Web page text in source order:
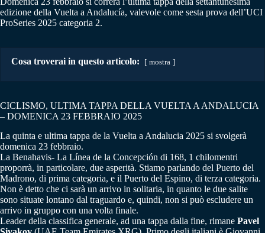
edizione della Vuelta a Andalucía, valevole come sesta prova dell’UCI
ProSeries 2025 categoria 2.
Cosa troverai in questo articolo: mostra
CICLISMO, ULTIMA TAPPA DELLA VUELTA A ANDALUCIA
– DOMENICA 23 FEBBRAIO 2025
La quinta e ultima tappa de la Vuelta a Andalucia 2025 si svolgerà
domenica 23 febbraio.
La Benahavis- La Línea de la Concepción di 168, 1 chilomentri
proporrà, in particolare, due asperità. Stiamo parlando del Puerto del
Madrono, di prima categoria, e il Puerto del Espino, di terza categoria.
Non è detto che ci sarà un arrivo in solitaria, in quanto le due salite
sono situate lontano dal traguardo e, quindi, non si può escludere un
arrivo in gruppo con una volta finale.
Leader della classifica generale, ad una tappa dalla fine, rimane Pavel